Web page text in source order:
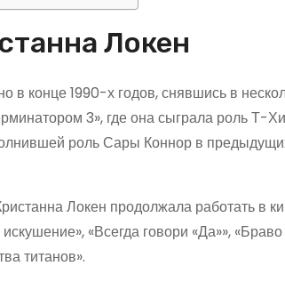
Локен
в конце 1990-х годов, снявшись в
3», где она сыграла роль Т-
роль Сары Коннор в
Локен продолжала работать в
«Всегда говори «Да»»,
титанов».